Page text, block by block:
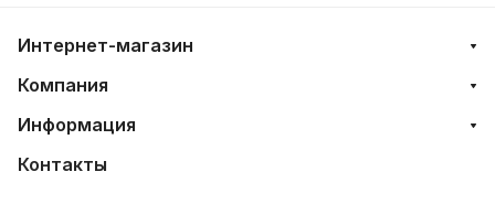
Интернет-магазин
Компания
Информация
Контакты